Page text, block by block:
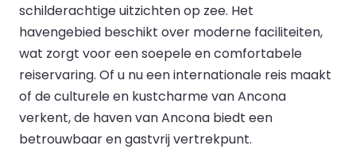
schilderachtige uitzichten op zee. Het
havengebied beschikt over moderne faciliteiten,
wat zorgt voor een soepele en comfortabele
reiservaring. Of u nu een internationale reis maakt
of de culturele en kustcharme van Ancona
verkent, de haven van Ancona biedt een
betrouwbaar en gastvrij vertrekpunt.